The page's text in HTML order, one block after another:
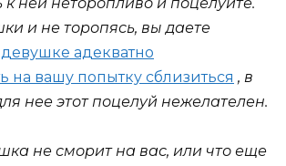
и не торопясь, вы даете
девушке адекватно
на вашу попытку сблизиться , в
нее этот поцелуй нежелателен.
не сморит на вас, или что еще